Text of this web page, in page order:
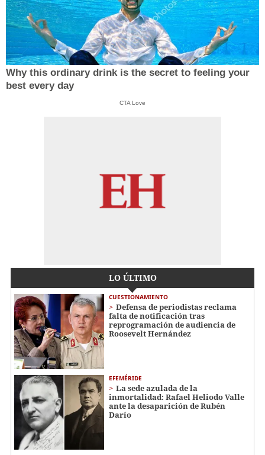
Why this ordinary drink is the secret to feeling your
best every day
CTA Love
LO ÚLTIMO
CUESTIONAMIENTO
Defensa de periodistas reclama
falta de notificación tras
reprogramación de audiencia de
Roosevelt Hernández
EFEMÉRIDE
La sede azulada de la
inmortalidad: Rafael Heliodo Valle
ante la desaparición de Rubén
Darío